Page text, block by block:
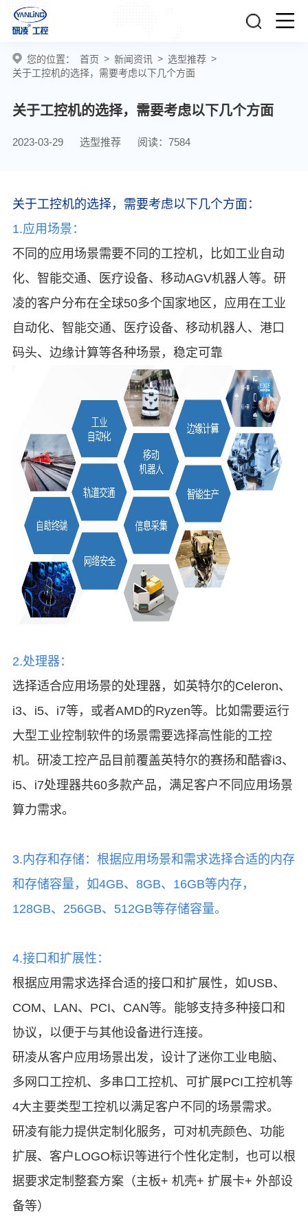
您的位置： 首页 > 新闻资讯 > 选型推荐 >
关于工控机的选择，需要考虑以下几个方面
关于工控机的选择，需要考虑以下几个方面
2023-03-29 选型推荐 阅读：7584
关于工控机的选择，需要考虑以下几个方面：
1.应用场景：
不同的应用场景需要不同的工控机，比如工业自动
化、智能交通、医疗设备、移动AGV机器人等。 研
凌的客户分布在全球50多个国家地区，应用在工业
自动化、智能交通、医疗设备、移动机器人、港口
码头、边缘计算等各种场景，稳定可靠
2.处理器：
选择适合应用场景的处理器，如英特尔的Celeron、
i3、i5、i7等，或者AMD的Ryzen等。
比如需要运行
大型工业控制软件的场景需要选择高性能的工控
机。 研凌工控产品目前覆盖英特尔的赛扬和酷睿i3、
i5、i7处理器共60多款产品，满足客户不同应用场景
算力需求。
3.内存和存储：根据应用场景和需求选择合适的内存
和存储容量，如4GB、8GB、16GB等内存，
128GB、256GB、512GB等存储容量。
4.接口和扩展性：
根据应用需求选择合适的接口和扩展性，如USB、
COM、LAN、PCI、CAN等。 能够支持多种接口和
协议，以便于与其他设备进行连接。
研凌从客户应用场景出发，设计了迷你工业电脑、
多网口工控机、多串口工控机、可扩展PCI工控机等
4大主要类型工控机以满足客户不同的场景需求。
研凌有能力提供定制化服务，可 对机壳颜色、功能
扩展、客户LOGO标识等进行个性化定制，也可以根
据要求定制整套方案（主板+ 机壳+ 扩展卡+ 外部设
备等）